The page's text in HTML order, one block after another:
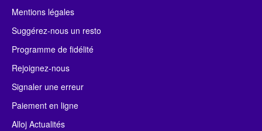
Mentions légales
Suggérez-nous un resto
Programme de fidélité
Rejoignez-nous
Signaler une erreur
Paiement en ligne
Alloj Actualités